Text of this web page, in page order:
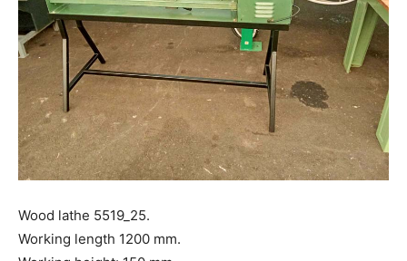
Wood lathe 5519_25.
Working length 1200 mm.